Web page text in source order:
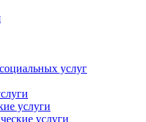
услуг
услуги
услуги